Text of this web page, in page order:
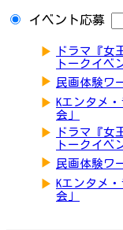
イベント応募
▶
ドラマ『女
トークイベ
▶ 民画体験ワ
▶ Kエンタメ
会」
▶
ドラマ『女
トークイベ
▶ 民画体験ワ
▶ Kエンタメ
会」